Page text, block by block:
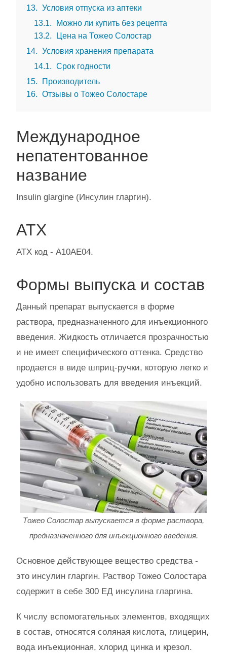
13
Условия отпуска из аптеки
13.1
Можно ли купить без рецепта
13.2
Цена на Тожео Солостар
14
Условия хранения препарата
14.1
Срок годности
15
Производитель
16
Отзывы о Тожео Солостаре
Международное
непатентованное
название
Insulin glargine (Инсулин гларгин).
АТХ
АТХ код - A10AE04.
Формы выпуска и состав
Данный препарат выпускается в форме
раствора, предназначенного для инъекционного
введения. Жидкость отличается прозрачностью
и не имеет специфического оттенка. Средство
продается в виде шприц-ручки, которую легко и
удобно использовать для введения инъекций.
Тожео Солостар выпускается в форме раствора,
предназначенного для инъекционного введения.
Основное действующее вещество средства -
это инсулин гларгин. Раствор Тожео Солостара
содержит в себе 300 ЕД инсулина гларгина.
К числу вспомогательных элементов, входящих
в состав, относятся соляная кислота, глицерин,
вода инъекционная, хлорид цинка и крезол.